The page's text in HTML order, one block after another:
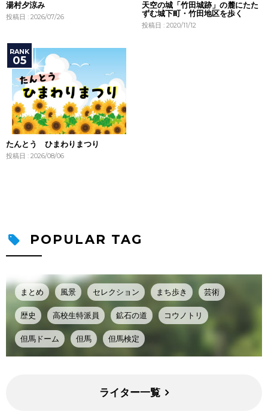
湯村夕涼み
投稿日 : 2026/07/26
天空の城「竹田城跡」の麓にたた
ずむ城下町・竹田地区を歩く
投稿日 : 2020/11/12
たんとう ひまわりまつり
投稿日 : 2026/08/06
POPULAR TAG
まとめ 風景 セレクション まち歩き 芸術
歴史 高校生特派員 鉱石の道 コウノトリ
但馬ドーム 但馬 但馬検定
ライター一覧